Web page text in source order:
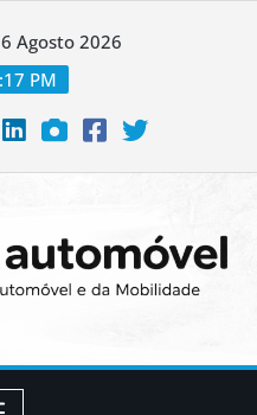
Agosto 2026
PM